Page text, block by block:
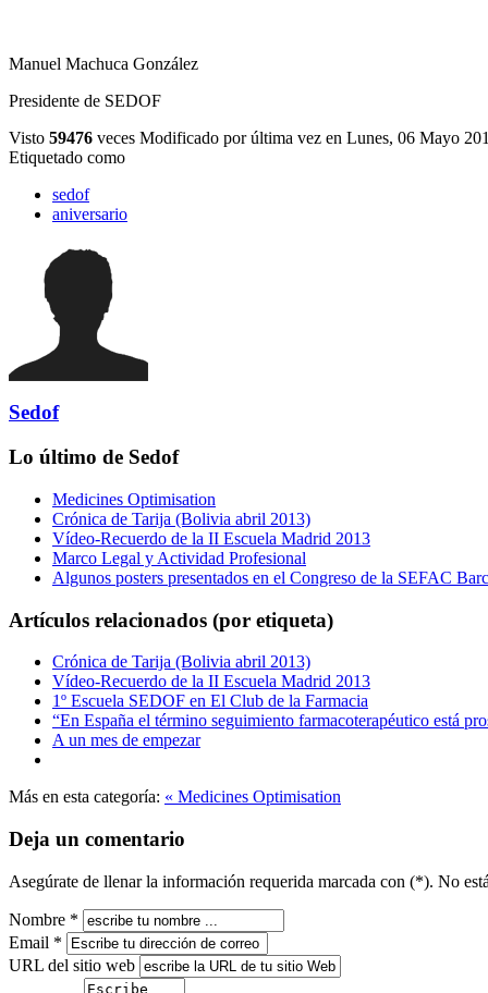
Manuel Machuca González
Presidente de SEDOF
Visto 59476 veces Modificado por última vez en Lunes, 06 Mayo
Etiquetado como
sedof
aniversario
Sedof
Lo último de Sedof
Medicines Optimisation
Crónica de Tarija (Bolivia abril 2013)
Vídeo-Recuerdo de la II Escuela Madrid 2013
Marco Legal y Actividad Profesional
Algunos posters presentados en el Congreso de la SEFAC
Artículos relacionados (por etiqueta)
Crónica de Tarija (Bolivia abril 2013)
Vídeo-Recuerdo de la II Escuela Madrid 2013
1º Escuela SEDOF en El Club de la Farmacia
“En España el término seguimiento farmacoterapéutico está
A un mes de empezar
Más en esta categoría: « Medicines Optimisation
Deja un comentario
Asegúrate de llenar la información requerida marcada con (*). No
Nombre *
Email *
URL del sitio web